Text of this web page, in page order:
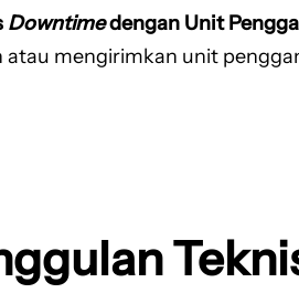
Downtimedengan Unit
atau mengirimkan unit